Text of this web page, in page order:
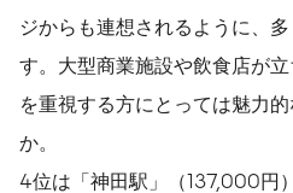
ジからも連想されるように、
す。大型商業施設や飲食店が
を重視する方にとっては魅力
か。
4位は「神田駅」（137,000円